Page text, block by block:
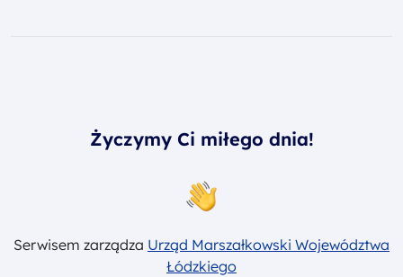
Życzymy Ci miłego dnia!
Serwisem zarządza Urząd Marszałkowski Województwa
Łódzkiego